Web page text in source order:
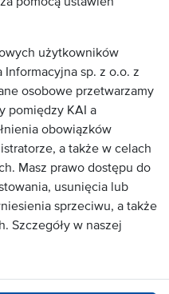
użytkowników
sp. z o.o. z
osobowe przetwarzamy
pomiędzy KAI a
obowiązków
a także w celach
Masz prawo dostępu do
usunięcia lub
sprzeciwu, a także
Szczegóły w naszej